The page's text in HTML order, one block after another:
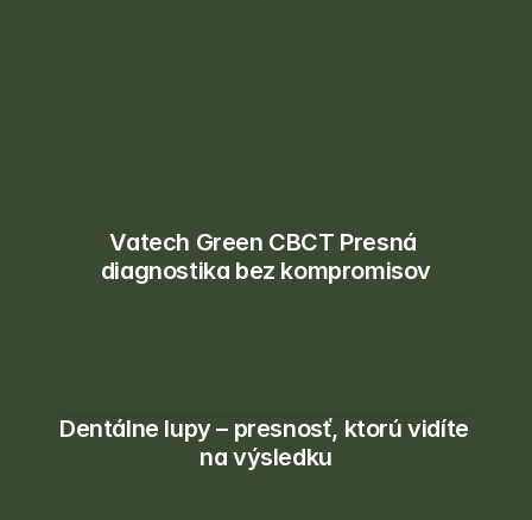
Vatech Green CBCT Presná
diagnostika bez kompromisov
Dentálne lupy – presnosť, ktorú vidíte
na výsledku